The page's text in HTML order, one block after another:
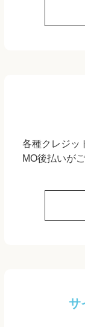
各種クレジッ
MO後払いが
サ